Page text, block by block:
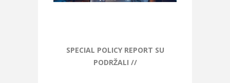
SPECIAL POLICY REPORT SU
PODRŽALI //